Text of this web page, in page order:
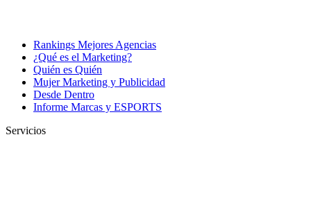
Rankings Mejores Agencias
¿Qué es el Marketing?
Quién es Quién
Mujer Marketing y Publicidad
Desde Dentro
Informe Marcas y ESPORTS
Servicios